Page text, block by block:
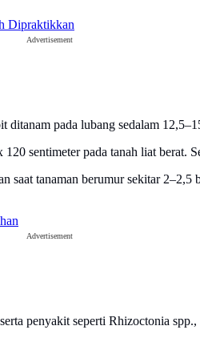
Dipraktikkan
Advertisement
pada lubang sedalam
sentimeter pada tanah liat berat.
saat tanaman berumur sekitar
Advertisement
penyakit seperti Rhizoctonia